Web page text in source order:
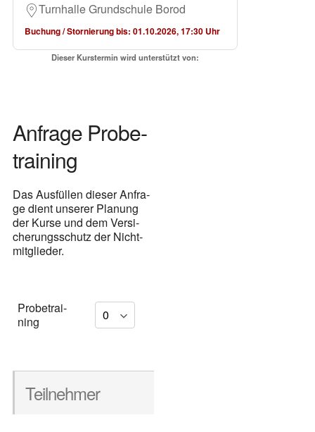
Turn­hal­le Grund­schu­le Borod
Buchung / Stor­nie­rung bis: 01.10.2026, 17:30 Uhr
Die­ser Kurs­ter­min wird unter­stützt von:
Anfra­ge Pro­be­
trai­ning
Das Aus­fül­len die­ser Anfra­
ge dient unse­rer Pla­nung
der Kur­se und dem Ver­si­
che­rungs­schutz der Nicht­
mit­glie­der.
Pro­be­trai­
ning
Teil­neh­mer